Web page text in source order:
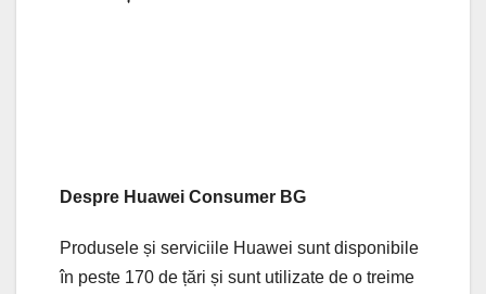
Despre Huawei Consumer BG
Produsele și serviciile Huawei sunt disponibile
în peste 170 de țări și sunt utilizate de o treime